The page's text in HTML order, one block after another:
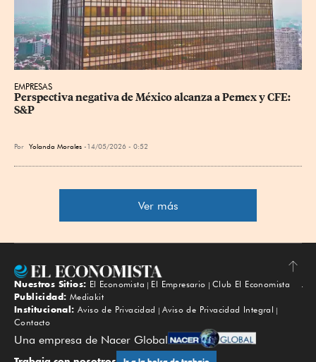
EMPRESAS
Perspectiva negativa de México alcanza a Pemex y CFE:
S&P
Por Yolanda Morales 14/05/2026 - 0:52
Ver más
Subir
Nuestros Sitios: El Economista El Empresario
Club El Economista
Publicidad: Mediakit
Institucional: Aviso de Privacidad
Aviso de Privacidad Integral
Contacto
Una empresa de Nacer Global